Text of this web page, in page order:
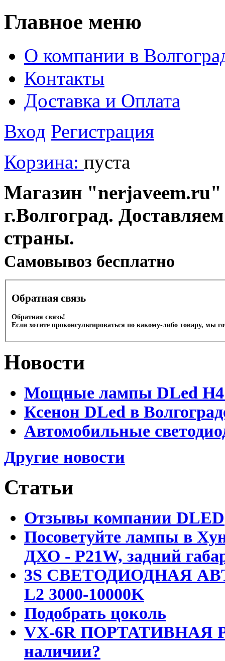
Главное меню
О компании в
Контакты
Доставка и Оплата
Вход Регистрация
Корзина: пуста
Магазин "nerjaveem.ru"
г.Волгоград.
страны.
Cамовывоз бесплатно
Обратная связь
Обратная связь!
Если хотите проконсультироваться по какому-либо товару, мы
Новости
Мощные лампы DLed H4
Ксенон DLed в
Автомобильные
Другие новости
Статьи
Отзывы компании DLED
Посоветуйте лампы в
ДХО - P21W, задний
3S СВЕТОДИОДНАЯ
L2 3000-10000K
Подобрать цоколь
VX-6R ПОРТАТИВНАЯ
наличии?